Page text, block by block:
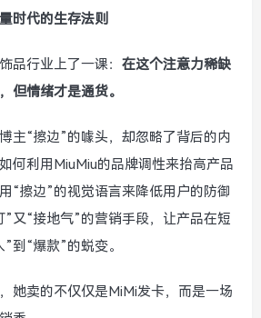
时代的生存法则
品行业上了一课： 在这个注意力稀缺
但情绪才是通货。
主“擦边”的噱头，却忽略了背后的内
何利用MiuMiu的品牌调性来抬高产品
“擦边”的视觉语言来降低用户的防御
又“接地气”的营销手段，让产品在短
到“爆款”的蜕变。
她卖的不仅仅是MiMi发卡，而是一场